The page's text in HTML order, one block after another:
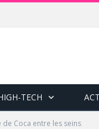
TECH
Coca entre les seins